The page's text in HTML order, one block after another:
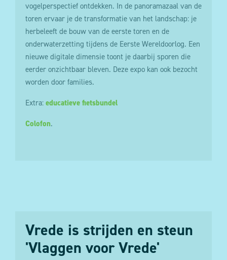
vogelperspectief ontdekken. In de panoramazaal van de
toren ervaar je de transformatie van het landschap: je
herbeleeft de bouw van de eerste toren en de
onderwaterzetting tijdens de Eerste Wereldoorlog. Een
nieuwe digitale dimensie toont je daarbij sporen die
eerder onzichtbaar bleven. Deze expo kan ook bezocht
worden door families.
Extra: educatieve fietsbundel
Colofon.
Vrede is strijden en steun
'Vlaggen voor Vrede'